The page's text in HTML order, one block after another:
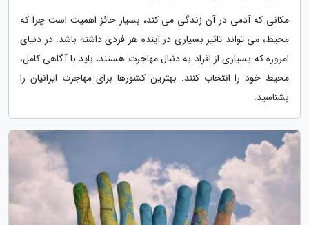
مکانی که آدمی در آن زندگی می کند، بسیار حائز اهمیت است چرا که
محیط، می تواند تاثیر بسیاری در آینده هر فردی داشته باشد. در دنیای
امروزه که بسیاری از افراد به دنبال مهاجرت هستند، باید با آگاهی کامل،
محیط خود را انتخاب کنند. بهترین کشورها برای مهاجرت ایرانیان را
بشناسید.